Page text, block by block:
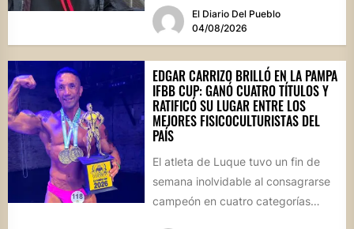
El Diario Del Pueblo
04/08/2026
EDGAR CARRIZO BRILLÓ EN LA PAMPA
IFBB CUP: GANÓ CUATRO TÍTULOS Y
RATIFICÓ SU LUGAR ENTRE LOS
MEJORES FISICOCULTURISTAS DEL
PAÍS
El atleta de Luque tuvo un fin de
semana inolvidable al consagrarse
campeón en cuatro categorías